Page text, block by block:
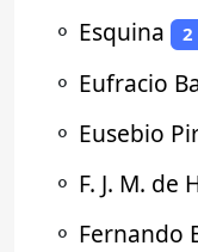
⚬ Esquina 2
⚬ Eufracio
⚬ Eusebio
⚬ F. J. M. de
⚬ Fernando